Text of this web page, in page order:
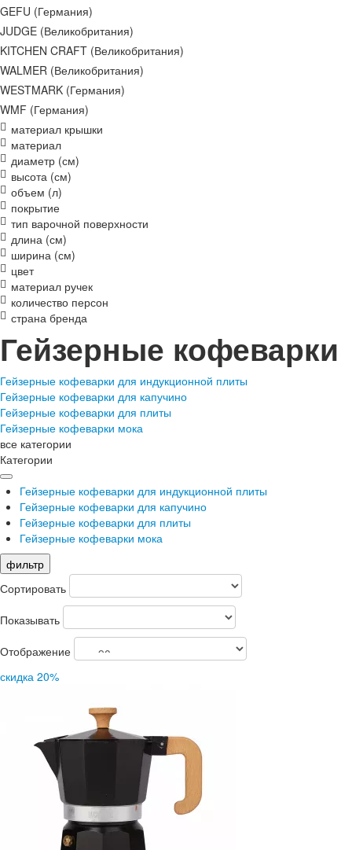
GEFU (Германия)
JUDGE (Великобритания)
KITCHEN CRAFT (Великобритания)
WALMER (Великобритания)
WESTMARK (Германия)
WMF (Германия)
материал крышки
материал
диаметр (см)
высота (см)
объем (л)
покрытие
тип варочной поверхности
длина (см)
ширина (см)
цвет
материал ручек
количество персон
страна бренда
Гейзерные кофеварки
Гейзерные кофеварки для индукционной плиты
Гейзерные кофеварки для капучино
Гейзерные кофеварки для плиты
Гейзерные кофеварки мока
все категории
Категории
Гейзерные кофеварки для индукционной плиты
Гейзерные кофеварки для капучино
Гейзерные кофеварки для плиты
Гейзерные кофеварки мока
фильтр
Сортировать
Показывать
Отображение
скидка 20%